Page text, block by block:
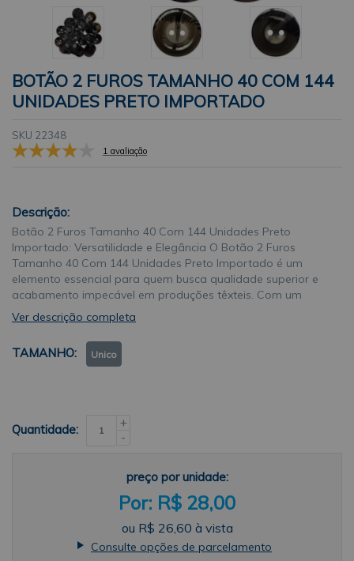
BOTÃO 2 FUROS TAMANHO 40 COM 144
UNIDADES PRETO IMPORTADO
SKU 22348
1 avaliação
Descrição:
Botão 2 Furos Tamanho 40 Com 144 Unidades Preto
Importado: Versatilidade e Elegância O Botão 2 Furos
Tamanho 40 Com 144 Unidades Preto Importado é um
elemento essencial para quem busca qualidade superior e
acabamento impecável em produções têxteis. Com um
design clássico e cor neutra, este aviamento é amplamente
utilizado em confecções de vestuário, acessórios e projetos
de decoração, oferecendo a resistência necessária para
suportar o uso cotidiano sem abrir mão da sofisticação
garante um excelente custo-benefício e a padronização das
peças produzidas. O tamanho 40 é ideal para aplicações
muito comum em casacos, sobretudos, jaquetas e
uniformes que exigem um toque de robustez e elegância
clássica. Qualidade e Durabilidade do Botão 2 Furos
Tamanho 40 Com 144 Unidades Preto Importado Fabricado
em 100% poliéster, o Botão 2 Furos Tamanho 40 Com 144
Unidades Preto Importado destaca-se pela alta
Ver descrição completa
TAMANHO Unico
Quantidade:
+
-
preço por unidade:
R$ 28,00
ou R$ 26,60 à vista
Consulte opções de parcelamento